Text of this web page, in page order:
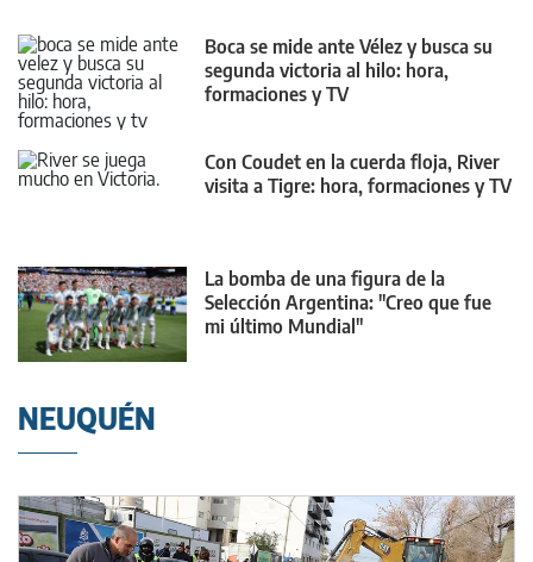
Boca se mide ante Vélez y busca su
segunda victoria al hilo: hora,
formaciones y TV
Con Coudet en la cuerda floja, River
visita a Tigre: hora, formaciones y TV
La bomba de una figura de la
Selección Argentina: "Creo que fue
mi último Mundial"
NEUQUÉN